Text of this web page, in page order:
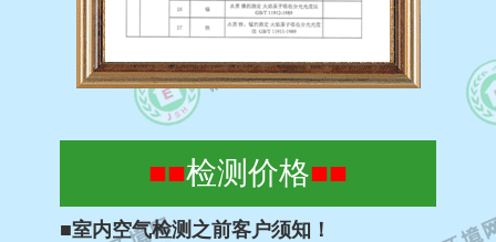
■■检测价格■■
■室内空气检测之前客户须知！